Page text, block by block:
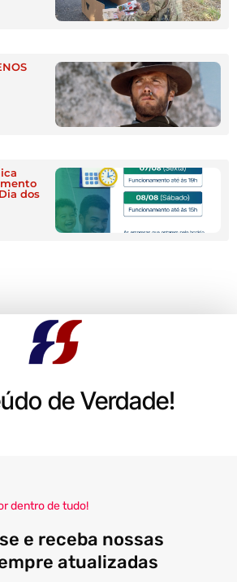
dos
de Verdade!
dentro de tudo!
e receba nossas
atualizadas